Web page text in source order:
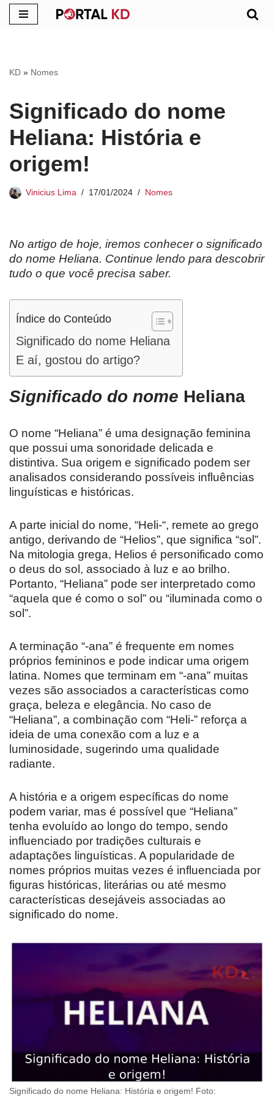
conteúdo
KD » Nomes
Significado do nome
Heliana: História e
origem!
Vinicius Lima 17/01/2024 Nomes
No artigo de hoje, iremos conhecer o significado
do nome Heliana. Continue lendo para descobrir
tudo o que você precisa saber.
Índice do Conteúdo
Significado do nome Heliana
E aí, gostou do artigo?
Significado do nome Heliana
O nome “Heliana” é uma designação feminina
que possui uma sonoridade delicada e
distintiva. Sua origem e significado podem ser
analisados considerando possíveis influências
linguísticas e históricas.
A parte inicial do nome, “Heli-“, remete ao grego
antigo, derivando de “Helios”, que significa “sol”.
Na mitologia grega, Helios é personificado como
o deus do sol, associado à luz e ao brilho.
Portanto, “Heliana” pode ser interpretado como
“aquela que é como o sol” ou “iluminada como o
sol”.
A terminação “-ana” é frequente em nomes
próprios femininos e pode indicar uma origem
latina. Nomes que terminam em “-ana” muitas
vezes são associados a características como
graça, beleza e elegância. No caso de
“Heliana”, a combinação com “Heli-” reforça a
ideia de uma conexão com a luz e a
luminosidade, sugerindo uma qualidade
radiante.
A história e a origem específicas do nome
podem variar, mas é possível que “Heliana”
tenha evoluído ao longo do tempo, sendo
influenciado por tradições culturais e
adaptações linguísticas. A popularidade de
nomes próprios muitas vezes é influenciada por
figuras históricas, literárias ou até mesmo
características desejáveis associadas ao
significado do nome.
Significado do nome Heliana: História e origem! Foto: